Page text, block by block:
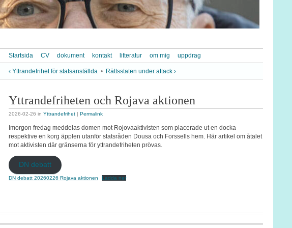
Startsida CV dokument kontakt litteratur om mig uppdrag
‹ Yttrandefrihet för statsanställda • Rättsstaten under attack ›
Yttrandefriheten och Rojava aktionen
2026-02-26 in Yttrandefrihet | Permalink
Imorgon fredag meddelas domen mot Rojovaaktivisten som placerade ut en docka
respektive en korg äpplen utanför statsråden Dousa och Forssells hem. Här artikel om åtalet
mot aktivisten där gränserna för yttrandefriheten prövas.
DN debatt
DN debatt 20260226 Rojava aktionen Ladda ner